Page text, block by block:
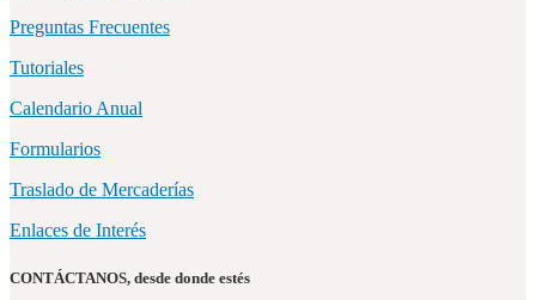
Preguntas Frecuentes
Tutoriales
Calendario Anual
Formularios
Traslado de Mercaderías
Enlaces de Interés
CONTÁCTANOS, desde donde estés